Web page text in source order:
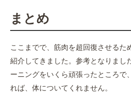
まとめ
ここまでで、筋肉を超回復させるた
紹介してきました。参考となりまし
ーニングをいくら頑張ったところで
れば、体についてくれません。